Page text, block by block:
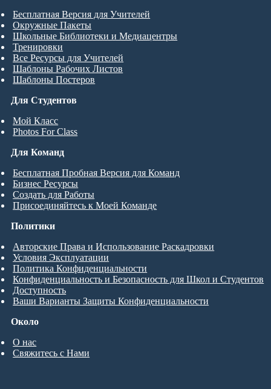
Для Студентов
Мой Класс
Photos For Class
Бесплатная Версия для Учителей
Окружные Пакеты
Школьные Библиотеки и Медиацентры
Тренировки
Все Ресурсы для Учителей
Шаблоны Рабочих Листов
Шаблоны Постеров
Для Команд
Бесплатная Пробная Версия для Команд
Бизнес Ресурсы
Создать для Работы
Присоединяйтесь к Моей Команде
Около
О нас
Свяжитесь с Нами
Политики
Авторские Права и Использование Раскадровки
Условия Эксплуатации
Политика Конфиденциальности
Конфиденциальность и Безопасность для Школ и Студентов
Доступность
Ваши Варианты Защиты Конфиденциальности